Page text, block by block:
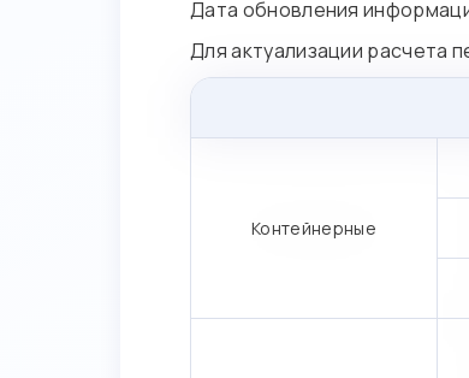
Дата обновления
Для актуализации расчета
Контейнерные